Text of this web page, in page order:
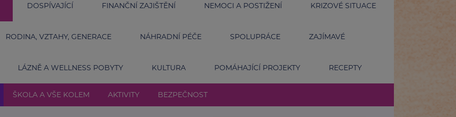
DOSPÍVAJÍCÍ FINANČNÍ ZAJIŠTĚNÍ NEMOCI A POSTIŽENÍ KRIZOVÉ SITUACE
RODINA, VZTAHY, GENERACE NÁHRADNÍ PÉČE SPOLUPRÁCE ZAJÍMAVÉ
LÁZNĚ A WELLNESS POBYTY KULTURA POMÁHAJÍCÍ PROJEKTY RECEPTY
ŠKOLA A VŠE KOLEM AKTIVITY BEZPEČNOST